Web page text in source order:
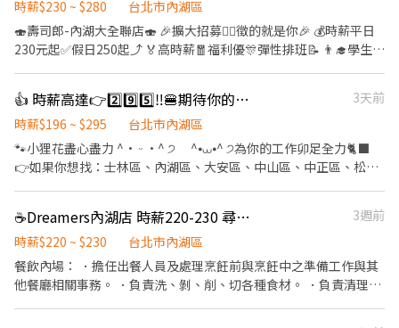
開心、樂於工作，展現親切的微笑、熱情地作好每一件事、用心調
煮每一杯咖啡。 【產品服務】 ★從原產地的一株咖啡樹，最終成為
送到手中的一杯咖啡，星巴克期望為這段旅程、為每一杯咖啡做品
賣的不只是一杯咖啡，而是一種情感、氛圍與體驗。 ★我們每家門
市都有專屬的故事，感動與觸動著熟客與夥伴們之間的回憶 ★每位
傳播且帶來美好體驗。
時薪$230 ~ $280
台北市內湖區
🍣壽司郎-內湖大全聯店🍣 🎉擴大招募🙆‍♀️徵的就是你🎉 💰時薪平日
230元起✅️假日250起⤴️ 🏅高時薪🧧福利優🎊彈性排班📝 👨‍🎓學生打
經驗者也可以加入！！！ ✅️歡迎開學打工、假日兼職、二度就業、
外籍學生、實習簽約。 ✅️彈性排班：08:30~23:00(請於面試時與店
長確認班表) ✅️不管是平日早班、週末假日班、放學後打烊班皆有職
缺，歡迎直接投遞履歷！ ⭕工作內容 ▪外場🎈 帶客入座→介紹、
理維護......等。 ▪洗碗區🫧 餐具清洗、環境整理整頓、環境清洗......
等。 ✨️在職教育訓練完善，無經驗者也OK✨️ ⭕獎金福利 ▪生日禮
調薪！ ▪加班費5分鐘為單位計算！ ▪介紹親朋好友入職，期滿可
獲得3,000～5,000元獎金！ ⭕基本保障 ①加班費(以5分鐘為單位計
算) ②勞保、健保、意外險 ③每月提撥勞工退休新制6% ④特休按照
👍 時薪高達👉2️⃣9️⃣5️⃣‼️🍔期待你的「麥」力演出🍟餐飲服務員
3天前
時薪$196 ~ $295
台北市內湖區
🐾小狸花盡心盡力 ^• ᵕ •^ ੭ ^⦁⩊⦁^ ੭為你的工作卯足全力🐈‍⬛
👉如果你想找：士林區、內湖區、大安區、中山區、中正區、松山
客服務 🍌 炸物製餐 🍑 廚具、環境清潔維護 🫐 主管交辦事宜 🍉 內外
場都會接觸唷 .˚⊹ ⁺‧ 【工作時間】 ‧⁺ ⊹˚. ☀️ 早班：07:00 - 14:00
🌙 晚班：16:00 - 23:00 ⭐ 夜班：21:00 - 02:00 ⚠️每間店有缺的時段
不同，應徵時請告知我要應徵哪一區或哪間店 .˚⊹ ⁺‧ 【薪資制度】
☕️Dreamers內湖店 時薪220-230 尋找廚房出餐高手
3週前
時薪$220 ~ $230
台北市內湖區
餐飲內場： ．擔任出餐人員及處理烹飪前與烹飪中之準備工作與其
他餐廳相關事務。 ．負責洗、剝、削、切各種食材。 ．負責清理工